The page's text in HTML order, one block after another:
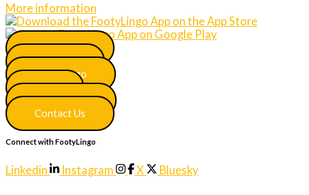
More information
Main Menu
Join Now
More Lingo
FAQ
Certificates
Contact Us
Connect with FootyLingo
Linkedin Instagram X Bluesky